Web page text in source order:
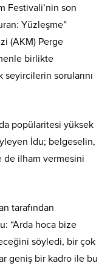
Festivali’nin son
Yüzleşme”
(AKM) Perge
birlikte
seyircilerin sorularını
popülaritesi yüksek
İdu; belgeselin,
ilham vermesini
tarafından
“Arda hoca bize
söyledi, bir çok
geniş bir kadro ile bu